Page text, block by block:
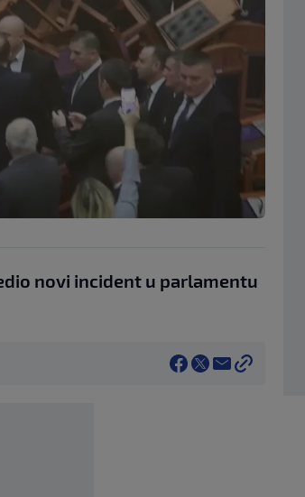
novi incident u parlamentu